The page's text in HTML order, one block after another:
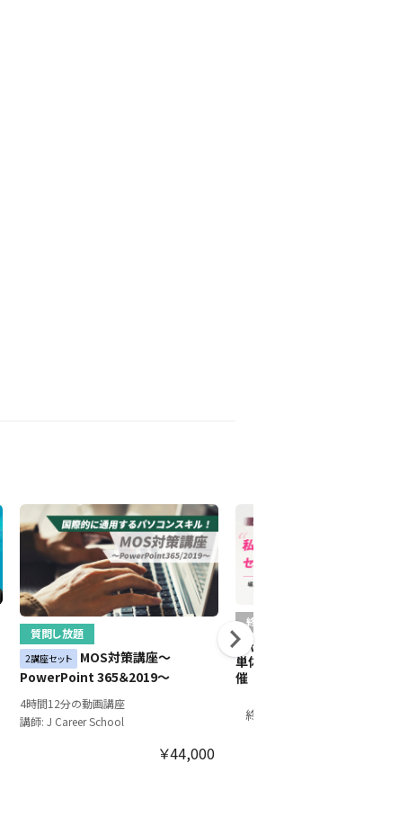
質問し放題
2講座セット
MOS対策講座～
PowerPoint 365＆2019～
4時間12分の動画講座
講師: J Career School
￥44,000
終了
キャリアイノベーションセミナ
単体申込／田中里奈さん）
催
終了